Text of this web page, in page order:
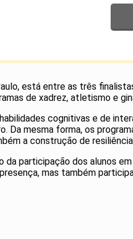
está entre as três
de xadrez, atletismo e
cognitivas e de
Da mesma forma, os
a construção de
participação dos alunos
mas também